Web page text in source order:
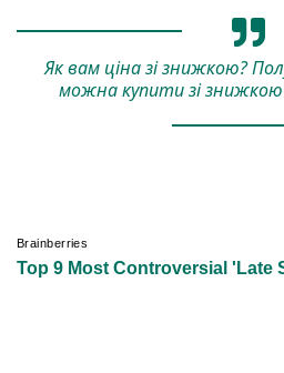
Як вам ціна зі знижкою?
можна купити зі знижкою